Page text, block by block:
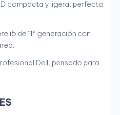
compacta y ligera, perfecta
i5 de 11ª generación con
Dell, pensado para